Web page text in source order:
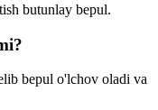
butunlay bepul.
bepul o'lchov oladi va